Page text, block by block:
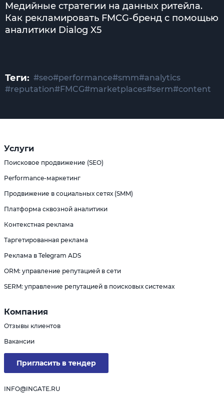
Медийные стратегии на данных ритейла.
Как рекламировать FMCG-бренд с помощью
аналитики Dialog X5
Теги: #seo#performance#smm#analytics
#reputation#FMCG#marketplaces#serm#content
Услуги
Поисковое продвижение (SEO)
Performance-маркетинг
Продвижение в социальных сетях (SMM)
Платформа сквозной аналитики
Контекстная реклама
Таргетированная реклама
Реклама в Telegram ADS
ORM: управление репутацией в сети
SERM: управление репутацией в поисковых системах
Компания
Отзывы клиентов
Вакансии
Пригласить в тендер
INFO@INGATE.RU